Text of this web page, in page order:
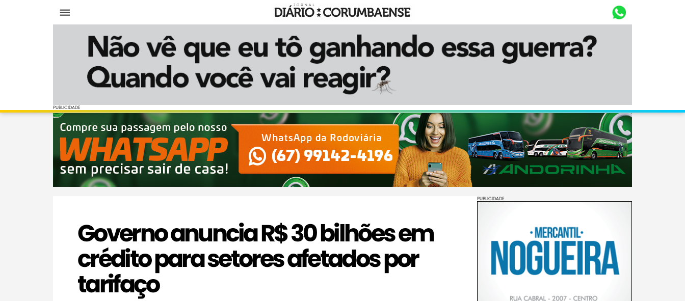
Diário Corumbaense
PUBLICIDADE
PUBLICIDADE
Governo anuncia R$ 30 bilhões em
crédito para setores afetados por
tarifaço
PUBLICIDADE